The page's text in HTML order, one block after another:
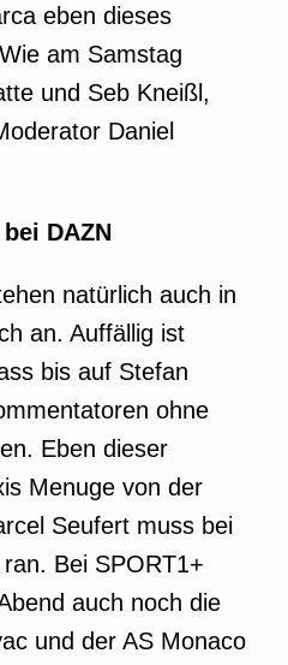
eben dieses
am Samstag
und Seb Kneißl,
Daniel
DAZN
natürlich auch in
an. Auffällig ist
bis auf Stefan
ohne
Eben dieser
Menuge von der
Seufert muss bei
Bei SPORT1+
auch noch die
und der AS Monaco